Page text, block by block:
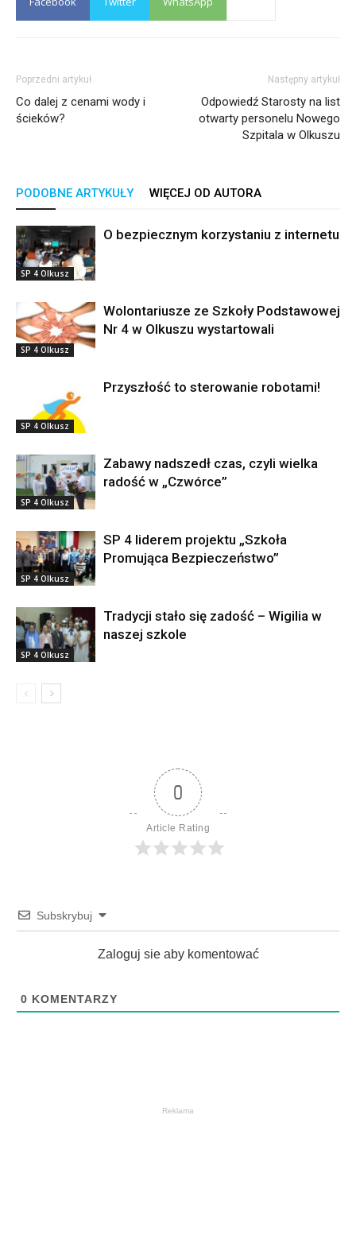
Poprzedni artykuł
Co dalej z cenami wody i
ścieków?
Następny artykuł
Odpowiedź Starosty na list
otwarty personelu Nowego
Szpitala w Olkuszu
PODOBNE ARTYKUŁY WIĘCEJ OD AUTORA
SP 4 Olkusz
O bezpiecznym korzystaniu z internetu
SP 4 Olkusz
Wolontariusze ze Szkoły Podstawowej
Nr 4 w Olkuszu wystartowali
SP 4 Olkusz
Przyszłość to sterowanie robotami!
SP 4 Olkusz
Zabawy nadszedł czas, czyli wielka
radość w „Czwórce”
SP 4 Olkusz
SP 4 liderem projektu „Szkoła
Promująca Bezpieczeństwo”
SP 4 Olkusz
Tradycji stało się zadość – Wigilia w
naszej szkole
0
Article Rating
Subskrybuj
Zaloguj sie aby komentować
0 KOMENTARZY
Reklama